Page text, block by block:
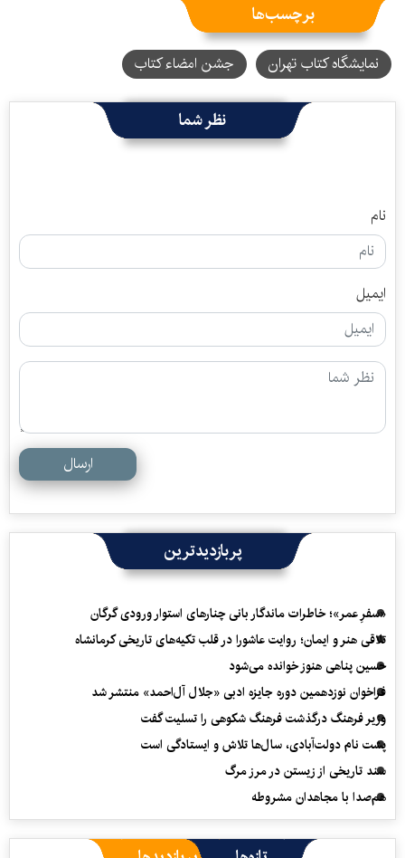
برچسب‌ها
نمایشگاه کتاب تهران جشن امضاء کتاب
نظر شما
نام
ایمیل
ارسال
پربازدیدترین
«سفرِ عمر»؛ خاطرات ماندگار بانی چنارهای استوار ورودی گرگان
تلاقی هنر و ایمان؛ روایت عاشورا در قلب تکیه‌های تاریخی کرمانشاه
حسین پناهی هنوز خوانده می‌شود
فراخوان نوزدهمین دوره جایزه ادبی «جلال آل‌احمد» منتشر شد
وزیر فرهنگ درگذشت فرهنگ شکوهی را تسلیت گفت
پشت نام دولت‌آبادی، سال‌ها تلاش و ایستادگی است
سند تاریخی از زیستن در مرز مرگ
هم‌صدا با مجاهدان مشروطه